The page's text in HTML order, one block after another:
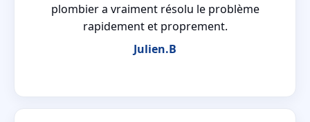
plombier a vraiment résolu le problème
rapidement et proprement.
Julien.B